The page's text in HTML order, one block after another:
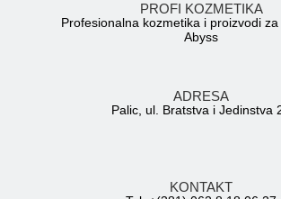
PROFI KOZMETIKA
Profesionalna kozmetika i proizvodi
Abyss
ADRESA
Palic, ul. Bratstva i Jedinstva
KONTAKT